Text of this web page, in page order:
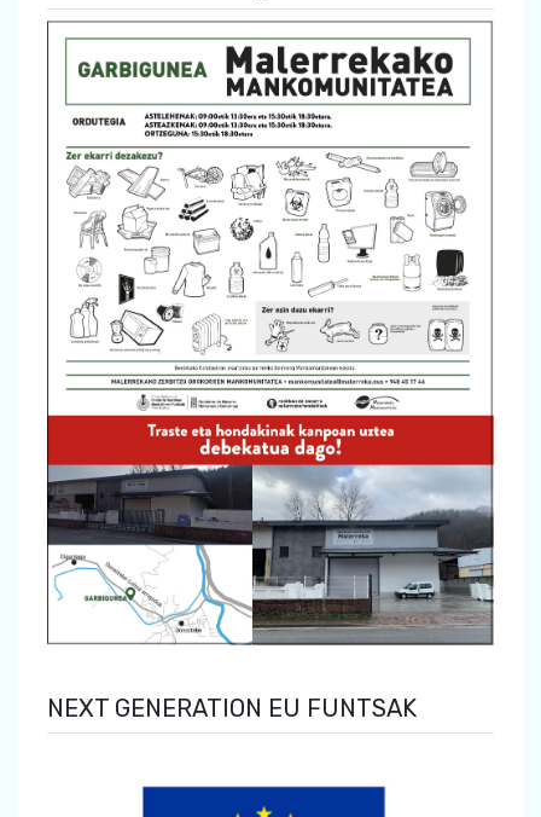
NEXT GENERATION EU FUNTSAK